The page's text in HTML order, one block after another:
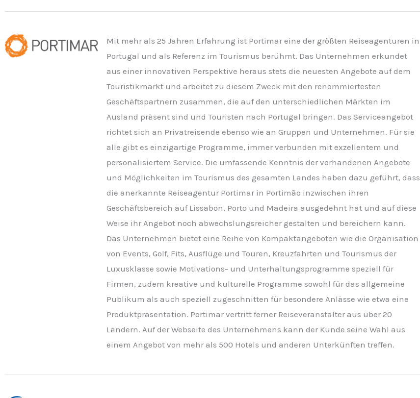
Mit mehr als 25 Jahren Erfahrung ist Portimar eine der größten Reiseagenturen in
Portugal und als Referenz im Tourismus berühmt. Das Unternehmen erkundet
aus einer innovativen Perspektive heraus stets die neuesten Angebote auf dem
Touristikmarkt und arbeitet zu diesem Zweck mit den renommiertesten
Geschäftspartnern zusammen, die auf den unterschiedlichen Märkten im
Ausland präsent sind und Touristen nach Portugal bringen. Das Serviceangebot
richtet sich an Privatreisende ebenso wie an Gruppen und Unternehmen. Für sie
alle gibt es einzigartige Programme, immer verbunden mit exzellentem und
personalisiertem Service. Die umfassende Kenntnis der vorhandenen Angebote
und Möglichkeiten im Tourismus des gesamten Landes haben dazu geführt, dass
die anerkannte Reiseagentur Portimar in Portimão inzwischen ihren
Geschäftsbereich auf Lissabon, Porto und Madeira ausgedehnt hat und auf diese
Weise ihr Angebot noch abwechslungsreicher gestalten und bereichern kann.
Das Unternehmen bietet eine Reihe von Kompaktangeboten wie die Organisation
von Events, Golf, Fits, Ausflüge und Touren, Kreuzfahrten und Tourismus der
Luxusklasse sowie Motivations- und Unterhaltungsprogramme speziell für
Firmen, zudem kreative und kulturelle Programme sowohl für das allgemeine
Publikum als auch speziell zugeschnitten für besondere Anlässe wie etwa eine
Produktpräsentation. Portimar vertritt ferner Reiseveranstalter aus über 20
Ländern. Auf der Webseite des Unternehmens kann der Kunde seine Wahl aus
einem Angebot von mehr als 500 Hotels und anderen Unterkünften treffen.